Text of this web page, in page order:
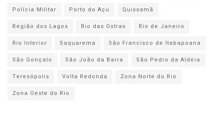
Polícia Militar
Porto do Açu
Quissamã
Região dos Lagos
Rio das Ostras
Rio de Janeiro
Rio Interior
Saquarema
São Francisco de Itabapoana
São Gonçalo
São João da Barra
São Pedro da Aldeia
Teresópolis
Volta Redonda
Zona Norte do Rio
Zona Oeste do Rio